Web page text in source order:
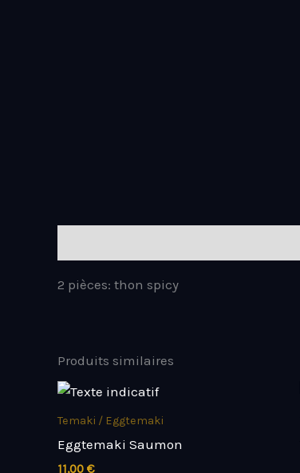
2 pièces: thon spicy
Produits similaires
Temaki / Eggtemaki
Eggtemaki Saumon
11,00 €